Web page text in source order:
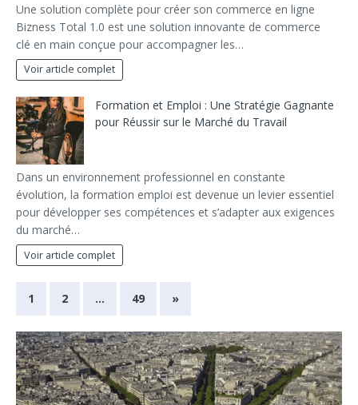
Une solution complète pour créer son commerce en ligne
Bizness Total 1.0 est une solution innovante de commerce
clé en main conçue pour accompagner les…
Voir article complet
Formation et Emploi : Une Stratégie Gagnante
pour Réussir sur le Marché du Travail
Dans un environnement professionnel en constante
évolution, la formation emploi est devenue un levier essentiel
pour développer ses compétences et s’adapter aux exigences
du marché…
Voir article complet
1 2 … 49 »